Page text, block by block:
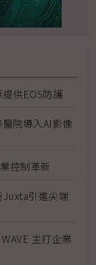
供EOS防護
院導入AI影像
控制革新
引進尖端
主打企業